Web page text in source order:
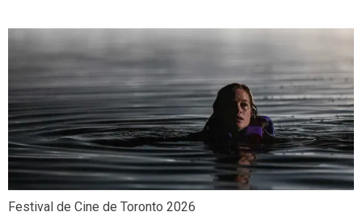
Festival de Cine de Toronto 2026